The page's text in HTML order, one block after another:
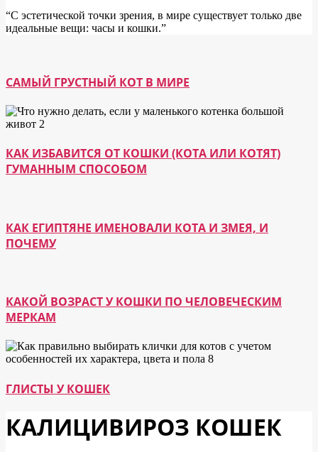
“С эстетической точки зрения, в мире существует только две
идеальные вещи: часы и кошки.”
САМЫЙ ГРУСТНЫЙ КОТ В МИРЕ
КАК ИЗБАВИТСЯ ОТ КОШКИ (КОТА ИЛИ КОТЯТ)
ГУМАННЫМ СПОСОБОМ
КАК ЕГИПТЯНЕ ИМЕНОВАЛИ КОТА И ЗМЕЯ, И
ПОЧЕМУ
КАКОЙ ВОЗРАСТ У КОШКИ ПО ЧЕЛОВЕЧЕСКИМ
МЕРКАМ
ГЛИСТЫ У КОШЕК
КАЛИЦИВИРОЗ КОШЕК